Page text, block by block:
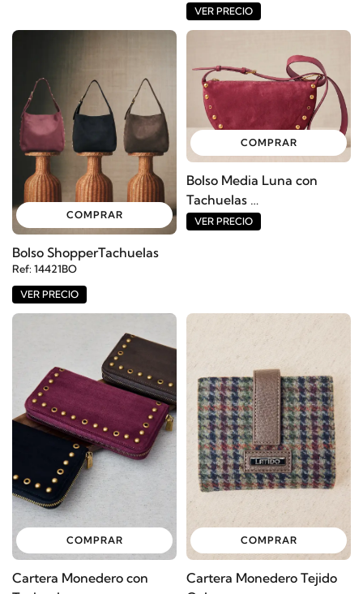
VER PRECIO
COMPRAR
Bolso ShopperTachuelas
Ref: 14421BO
VER PRECIO
COMPRAR
Bolso Media Luna con
Tachuelas
Ref: 14420BO
VER PRECIO
COMPRAR
Cartera Monedero con
COMPRAR
Cartera Monedero Tejido